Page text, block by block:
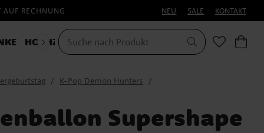
AUF RECHNUNG NEU SALE KONTAKT
HOCHZEIT KOSTÜME HALLOWEEN
K-Pop Demon Hunters
Supershape